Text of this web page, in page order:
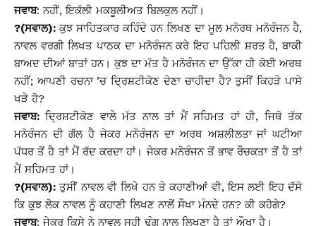
ਜਵਾਬ: ਨਹੀਂ, ਇਕੱਲੀ ਮਕਬੂਲੀਅਤ ਬਿਲਕੁਲ ਨਹੀਂ।
?(ਸਵਾਲ): ਕੁਝ ਸਾਹਿਤਕਾਰ ਕਹਿੰਦੇ ਹਨ ਲਿਖਣ ਦਾ ਮੂਲ ਮਨੋਰਥ ਮਨੋਰੰਜਨ ਹੈ,
ਨਾਵਲ ਵਰਗੀ ਲਿਖਤ ਪਾਠਕ ਦਾ ਮਨੋਰੰਜਨ ਕਰੇ ਇਹ ਪਹਿਲੀ ਸ਼ਰਤ ਹੈ, ਬਾਕੀ
ਬਾਅਦ ਦੀਆਂ ਬਾਤਾਂ ਹਨ। ਕੁਝ ਦਾ ਮੱਤ ਹੈ ਮਨੋਰੰਜਨ ਦਾ ਉੱਕਾ ਹੀ ਕੋਈ ਅਰਥ
ਨਹੀਂ; ਆਪਣੀ ਰਚਨਾ ’ਚ ਦਿ੍ਰਸ਼ਟੀਕੋਣ ਦੇਣਾ ਚਾਹੀਦਾ ਹੈ? ਤੁਸੀਂ ਕਿਹੜੇ ਪਾਸੇ
ਖੜੇ ਹੋ?
ਜਵਾਬ: ਦ੍ਰਿਸ਼ਟੀਕੋਣ ਵਾਲੇ ਮੱਤ ਨਾਲ ਤਾਂ ਮੈਂ ਸਹਿਮਤ ਹਾਂ ਹੀ, ਜਿਥੋ ਤੱਕ
ਮਨੋਰੰਜਨ ਦੀ ਗੱਲ ਹੈ ਜੇਕਰ ਮਨੋਰੰਜਨ ਦਾ ਅਰਥ ਅਸ਼ਲੀਲਤਾ ਜਾਂ ਘਟੀਆ
ਪੱਧਰ ਤੋਂ ਹੈ ਤਾਂ ਮੈਂ ਰੱਦ ਕਰਦਾ ਹਾਂ। ਜੇਕਰ ਮਨੋਰੰਜਨ ਤੋਂ ਭਾਵ ਰੌਚਕਤਾ ਤੋਂ ਹੈ ਤਾਂ
ਮੈਂ ਸਹਿਮਤ ਹਾਂ।
?(ਸਵਾਲ): ਤੁਸੀਂ ਨਾਵਲ ਵੀ ਲਿਖੇ ਹਨ ਤੇ ਕਹਾਣੀਆਂ ਵੀ, ਇਸ ਲਈ ਇਹ ਦੱਸੋ
ਕਿ ਕੁਝ ਲੋਕ ਨਾਵਲ ਨੂੰ ਕਹਾਣੀ ਲਿਖਣ ਨਾਲੋਂ ਸੌਖਾ ਮੰਨਦੇ ਹਨ? ਕੀ ਕਹੋਗੇ?
ਜਵਾਬ: ਜੇਕਰ ਕਿਸੇ ਨੇ ਨਾਵਲ ਸਹੀ ਢੰਗ ਨਾਲ ਲਿਖਣਾ ਹੈ ਤਾਂ ਔਖਾ ਹੈ।